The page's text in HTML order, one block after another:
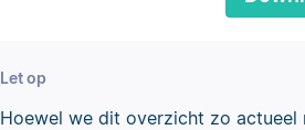
Let op
Hoewel we dit overzicht zo actueel